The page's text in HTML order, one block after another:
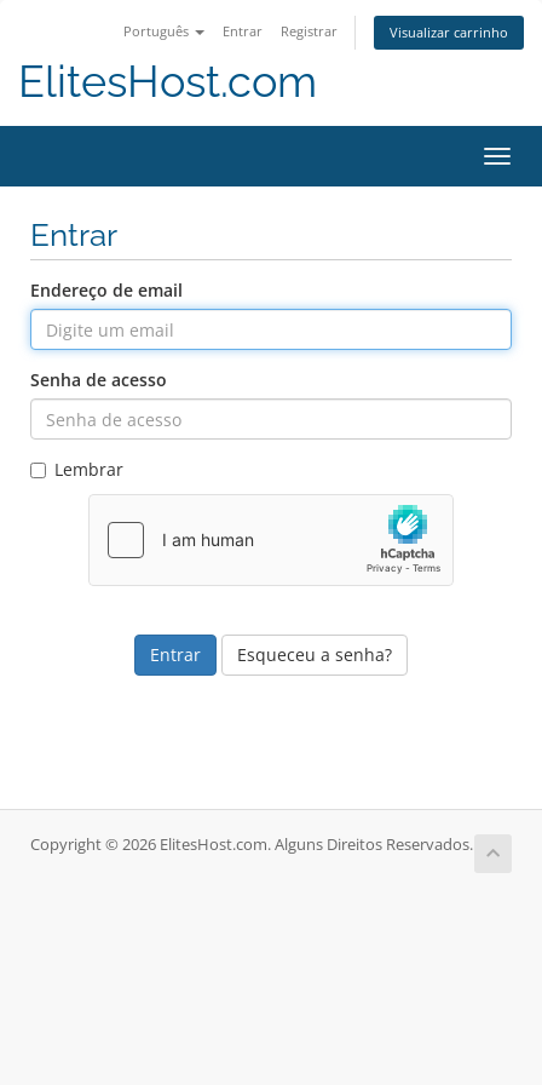
Português Entrar Registrar Visualizar carrinho
ElitesHost.com
Entrar
Endereço de email
Senha de acesso
Lembrar
Esqueceu a senha?
Copyright © 2026 ElitesHost.com. Alguns Direitos Reservados.